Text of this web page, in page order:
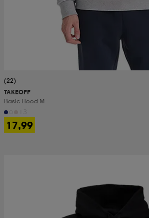
(22)
TAKEOFF
Basic Hood M
17,99